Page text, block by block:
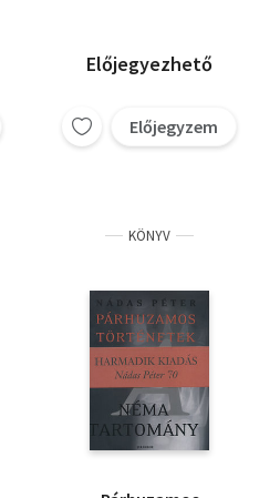
Előjegyezhető
Előjegyzem
KÖNYV